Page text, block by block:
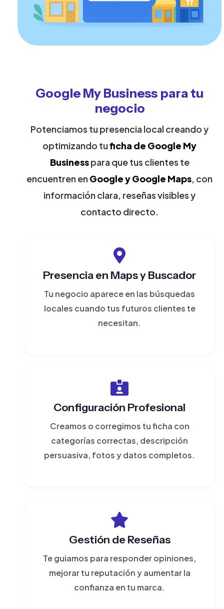
Google My Business para tu
negocio
Potenciamos tu presencia local creando y
optimizando tuficha de Google My
Businesspara que tus clientes te
encuentren en Google y Google Maps, con
información clara, reseñas visibles y
contacto directo.
Presencia en Maps y Buscador
Tu negocio aparece en las búsquedas
locales cuando tus futuros clientes te
necesitan.
Configuración Profesional
Creamos o corregimos tu ficha con
categorías correctas, descripción
persuasiva, fotos y datos completos.
Gestión de Reseñas
Te guiamos para responder opiniones,
mejorar tu reputación y aumentar la
confianza en tu marca.